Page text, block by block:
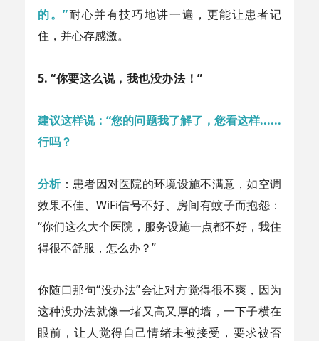
的。”耐心并有技巧地讲一遍，更能让患者记
住，并心存感激。
5. “你要这么说，我也没办法！”
建议这样说：“您的问题我了解了，您看这样......
行吗？
分析：患者因对医院的环境设施不满意，如空调
效果不佳、WiFi信号不好、房间有蚊子而抱怨：
“你们这么大个医院，服务设施一点都不好，我住
得很不舒服，怎么办？”
你随口那句“没办法”会让对方觉得很不爽，因为
这种没办法就像一堵又高又厚的墙，一下子横在
眼前，让人觉得自己情绪未被接受，要求被否